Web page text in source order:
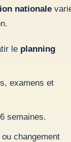
nationale
le planning
examens et
semaines.
changement